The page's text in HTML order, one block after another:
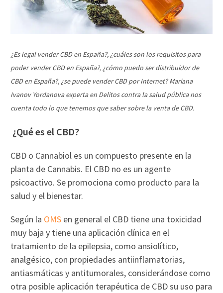
¿Es legal vender CBD en España?, ¿cuáles son los requisitos para
poder vender CBD en España?, ¿cómo puedo ser distribuidor de
CBD en España?, ¿se puede vender CBD por Internet? Mariana
Ivanov Yordanova experta en Delitos contra la salud pública nos
cuenta todo lo que tenemos que saber sobre la venta de CBD.
¿Qué es el CBD?
CBD o Cannabiol es un compuesto presente en la
planta de Cannabis. El CBD no es un agente
psicoactivo. Se promociona como producto para la
salud y el bienestar.
Según la OMS en general el CBD tiene una toxicidad
muy baja y tiene una aplicación clínica en el
tratamiento de la epilepsia, como ansiolítico,
analgésico, con propiedades antiinflamatorias,
antiasmáticas y antitumorales, considerándose como
otra posible aplicación terapéutica de CBD su uso para